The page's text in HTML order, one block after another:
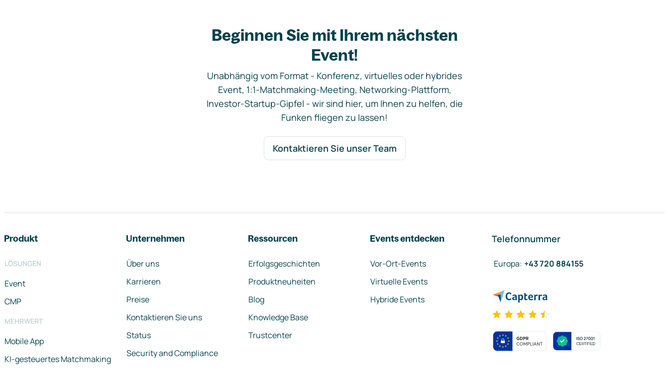
Beginnen Sie mit Ihrem nächsten
Event!
Unabhängig vom Format - Konferenz, virtuelles oder hybrides
Event, 1:1-Matchmaking-Meeting, Networking-Plattform,
Investor-Startup-Gipfel - wir sind hier, um Ihnen zu helfen, die
Funken fliegen zu lassen!
Kontaktieren Sie unser Team
Produkt
LÖSUNGEN
Event
CMP
MEHRWERT
Mobile App
KI-gesteuertes Matchmaking
Unternehmen
Über uns
Karrieren
Preise
Kontaktieren Sie uns
Status
Security and Compliance
Ressourcen
Erfolgsgeschichten
Produktneuheiten
Blog
Knowledge Base
Trustcenter
Events entdecken
Vor-Ort-Events
Virtuelle Events
Hybride Events
Telefonnummer
Europa: +43 720 884155